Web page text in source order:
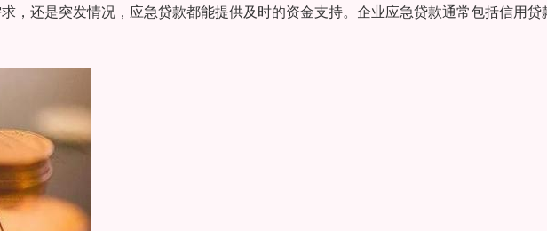
，还是突发情况，应急贷款都能提供及时的资金支持。企业应急贷款通常包括信用贷